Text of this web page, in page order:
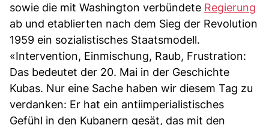
sowie die mit Washington verbündete Regierung
ab und etablierten nach dem Sieg der Revolution
1959 ein sozialistisches Staatsmodell.
«Intervention, Einmischung, Raub, Frustration:
Das bedeutet der 20. Mai in der Geschichte
Kubas. Nur eine Sache haben wir diesem Tag zu
verdanken: Er hat ein antiimperialistisches
Gefühl in den Kubanern gesät, das mit den